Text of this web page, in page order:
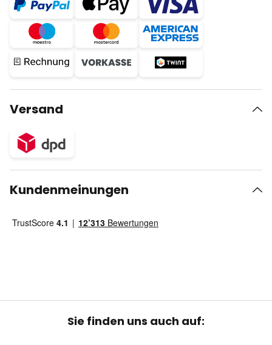
Versand
Kundenmeinungen
Sie finden uns auch auf: